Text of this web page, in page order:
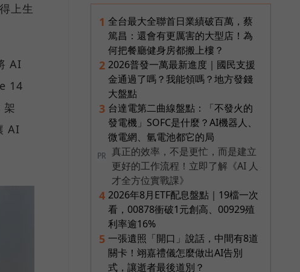
上生
AI
14
架
AI
1 全台最大全聯首日業績破百萬，蔡
篤昌：還會有更厲害的大型店！為
何把餐廳健身房都搬上樓？
2 2026普發一萬最新進度｜國民支援
金通過了嗎？我能領嗎？地方發錢
大盤點
3 台達電第二曲線盤點：「不發火的
發電機」SOFC是什麼？AI機器人、
微電網、氫電池都它的局
PR
真正的效率，不是更忙，而是建立
更好的工作流程！立即了解《AI 人
才全方位實戰課》
4 2026年8月ETF配息盤點｜19檔一次
看，00878衝破1元創高、00929殖
利率逾16%
5 一張遺照「開口」說話，中間有8道
關卡！翊嘉禮儀怎麼做出AI告別
式，讓逝者最後道別？